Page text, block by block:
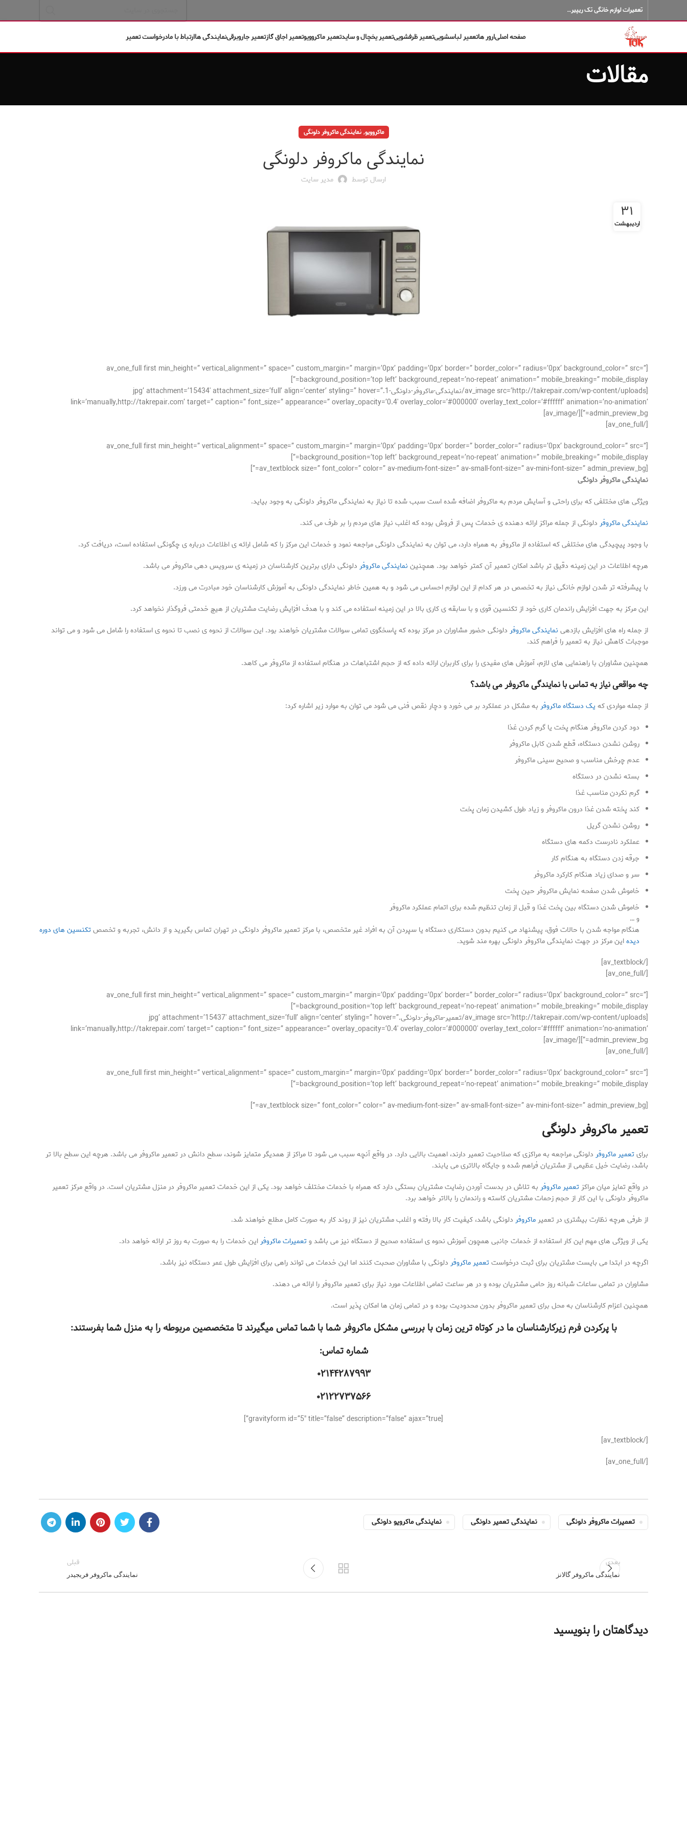
تعمیرات لوازم خانگی تک ریپیر…
صفحه اصلیارور هاتعمیر لباسشوییتعمیر ظرفشوییتعمیر یخچال و سایدتعمیر ماکروویوتعمیر اجاق گازتعمیر جاروبرقینمایندگی هاارتباط با مادرخواست تعمیر
مقالات
ماکروویو,نمایندگی ماکروفر دلونگی
نمایندگی ماکروفر دلونگی
ارسال توسط مدیر سایت
۳۱
اردیبهشت
[av_one_full first min_height=” vertical_alignment=” space=” custom_margin=” margin=’0px’ padding=’0px’ border=” border_color=” radius=’0px’ background_color=” src=”
background_position=’top left’ background_repeat=’no-repeat’ animation=” mobile_breaking=” mobile_display=”]
[av_image src=’http://takrepair.com/wp-content/uploads/نمایندگی-ماکروفر-دلونگی-1.jpg’ attachment=’15434′ attachment_size=’full’ align=’center’ styling=” hover=”
link=’manually,http://takrepair.com’ target=” caption=” font_size=” appearance=” overlay_opacity=’0.4′ overlay_color=’#000000′ overlay_text_color=’#ffffff’ animation=’no-animation’
admin_preview_bg=”][/av_image]
[/av_one_full]
[av_one_full first min_height=” vertical_alignment=” space=” custom_margin=” margin=’0px’ padding=’0px’ border=” border_color=” radius=’0px’ background_color=” src=”
background_position=’top left’ background_repeat=’no-repeat’ animation=” mobile_breaking=” mobile_display=”]
[av_textblock size=” font_color=” color=” av-medium-font-size=” av-small-font-size=” av-mini-font-size=” admin_preview_bg=”]
نمایندگی ماکروفر دلونگی
ویژگی های مختلفی که برای راحتی و آسایش مردم به ماکروفر اضافه شده است سبب شده تا نیاز به نمایندگی ماکروفر دلونگی به وجود بیاید.
نمایندگی ماکروفر دلونگی از جمله مراکز ارائه دهنده ی خدمات پس از فروش بوده که اغلب نیاز های مردم را بر طرف می کند.
با وجود پیچیدگی های مختلفی که استفاده از ماکروفر به همراه دارد، می توان به نمایندگی دلونگی مراجعه نمود و خدمات این مرکز را که شامل ارائه ی اطلاعات درباره ی چگونگی استفاده است، دریافت کرد.
هرچه اطلاعات در این زمینه دقیق تر باشد امکان تعمیر آن کمتر خواهد بود. همچنین نمایندگی ماکروفر دلونگی دارای برترین کارشناسان در زمینه ی سرویس دهی ماکروفر می باشد.
با پیشرفته تر شدن لوازم خانگی نیاز به تخصص در هر کدام از این لوازم احساس می شود و به همین خاطر نمایندگی دلونگی به آموزش کارشناسان خود مبادرت می ورزد.
این مرکز به جهت افزایش راندمان کاری خود از تکنسین قوی و با سابقه ی کاری بالا در این زمینه استفاده می کند و با هدف افزایش رضایت مشتریان از هیچ خدمتی فروگذار نخواهد کرد.
از جمله راه های افزایش بازدهی نمایندگی ماکروفر دلونگی حضور مشاوران در مرکز بوده که پاسخگوی تمامی سوالات مشتریان خواهند بود. این سوالات از نحوه ی نصب تا نحوه ی استفاده را شامل می شود و می تواند
موجبات کاهش نیاز به تعمیر را فراهم کند.
همچنین مشاوران با راهنمایی های لازم، آموزش های مفیدی را برای کاربران ارائه داده که از حجم اشتباهات در هنگام استفاده از ماکروفر می کاهد.
چه مواقعی نیاز به تماس با نمایندگی ماکروفر می باشد؟
از جمله مواردی که یک دستگاه ماکروفر به مشکل در عملکرد بر می خورد و دچار نقص فنی می شود می توان به موارد زیر اشاره کرد:
دود کردن ماکروفر هنگام پخت یا گرم کردن غذا
روشن نشدن دستگاه، قطع شدن کابل ماکروفر
عدم چرخش مناسب و صحیح سینی ماکروفر
بسته نشدن در دستگاه
گرم نکردن مناسب غذا
کند پخته شدن غذا درون ماکروفر و زیاد طول کشیدن زمان پخت
روشن نشدن گریل
عملکرد نادرست دکمه های دستگاه
جرقه زدن دستگاه به هنگام کار
سر و صدای زیاد هنگام کارکرد ماکروفر
خاموش شدن صفحه نمایش ماکروفر حین پخت
خاموش شدن دستگاه بین پخت غذا و قبل از زمان تنظیم شده برای اتمام عملکرد ماکروفر
و …
هنگام مواجه شدن با حالات فوق، پیشنهاد می کنیم بدون دستکاری دستگاه یا سپردن آن به افراد غیر متخصص، با مرکز تعمیر ماکروفر دلونگی در تهران تماس بگیرید و از دانش، تجربه و تخصصتکنسین های دوره
دیدهاین مرکز در جهت نمایندگی ماکروفر دلونگی بهره مند شوید.
[/av_textblock]
[/av_one_full]
[av_one_full first min_height=” vertical_alignment=” space=” custom_margin=” margin=’0px’ padding=’0px’ border=” border_color=” radius=’0px’ background_color=” src=”
background_position=’top left’ background_repeat=’no-repeat’ animation=” mobile_breaking=” mobile_display=”]
[av_image src=’http://takrepair.com/wp-content/uploads/تعمیر-ماکروفر-دلونگی.jpg’ attachment=’15437′ attachment_size=’full’ align=’center’ styling=” hover=”
link=’manually,http://takrepair.com’ target=” caption=” font_size=” appearance=” overlay_opacity=’0.4′ overlay_color=’#000000′ overlay_text_color=’#ffffff’ animation=’no-animation’
admin_preview_bg=”][/av_image]
[/av_one_full]
[av_one_full first min_height=” vertical_alignment=” space=” custom_margin=” margin=’0px’ padding=’0px’ border=” border_color=” radius=’0px’ background_color=” src=”
background_position=’top left’ background_repeat=’no-repeat’ animation=” mobile_breaking=” mobile_display=”]
[av_textblock size=” font_color=” color=” av-medium-font-size=” av-small-font-size=” av-mini-font-size=” admin_preview_bg=”]
تعمیر ماکروفر دلونگی
برایتعمیر ماکروفر دلونگی مراجعه به مراکزی که صلاحیت تعمیر دارند، اهمیت بالایی دارد. در واقع آنچه سبب می شود تا مراکز از همدیگر متمایز شوند، سطح دانش در تعمیر ماکروفر می باشد. هرچه این سطح بالا تر
باشد، رضایت خیل عظیمی از مشتریان فراهم شده و جایگاه بالاتری می یابند.
در واقع تمایز میان مراکزتعمیر ماکروفر به تلاش در بدست آوردن رضایت مشتریان بستگی دارد که همراه با خدمات مختلف خواهد بود. یکی از این خدمات تعمیر ماکروفر در منزل مشتریان است. در واقع مرکز تعمیر
ماکروفر دلونگی با این کار از حجم زحمات مشتریان کاسته و راندمان را بالاتر خواهد برد.
از طرفی هرچه نظارت بیشتری در تعمیرماکروفر دلونگی باشد، کیفیت کار بالا رفته و اغلب مشتریان نیز از روند کار به صورت کامل مطلع خواهند شد.
یکی از ویژگی های مهم این کار استفاده از خدمات جانبی همچون آموزش نحوه ی استفاده صحیح از دستگاه نیز می باشد وتعمیرات ماکروفراین خدمات را به صورت به روز تر ارائه خواهد داد.
اگرچه در ابتدا می بایست مشتریان برای ثبت درخواستتعمیر ماکروفر دلونگی با مشاوران صحبت کنند اما این خدمات می تواند راهی برای افزایش طول عمر دستگاه نیز باشد.
مشاوران در تمامی ساعات شبانه روز حامی مشتریان بوده و در هر ساعت تمامی اطلاعات مورد نیاز برای تعمیر ماکروفر را ارائه می دهند.
همچنین اعزام کارشناسان به محل برای تعمیر ماکروفر بدون محدودیت بوده و در تمامی زمان ها امکان پذیر است.
با پرکردن فرم زیرکارشناسان ما در کوتاه ترین زمان با بررسی مشکل ماکروفر شما با شما تماس میگیرند تا متخصصین مربوطه را به منزل شما بفرستند:
شماره تماس:
۰۲۱۴۴۲۸۷۹۹۳
۰۲۱۲۲۷۳۷۵۶۶
[gravityform id=”5″ title=”false” description=”false” ajax=”true”]
[/av_textblock]
[/av_one_full]
تعمیرات ماکروفر دلونگی نمایندگی تعمیر دلونگی نمایندگی ماکرویو دلونگی
بعدی
نمایندگی ماکروفر گالانز
قبلی
نمایندگی ماکروفر فریجیدر
دیدگاهتان را بنویسید